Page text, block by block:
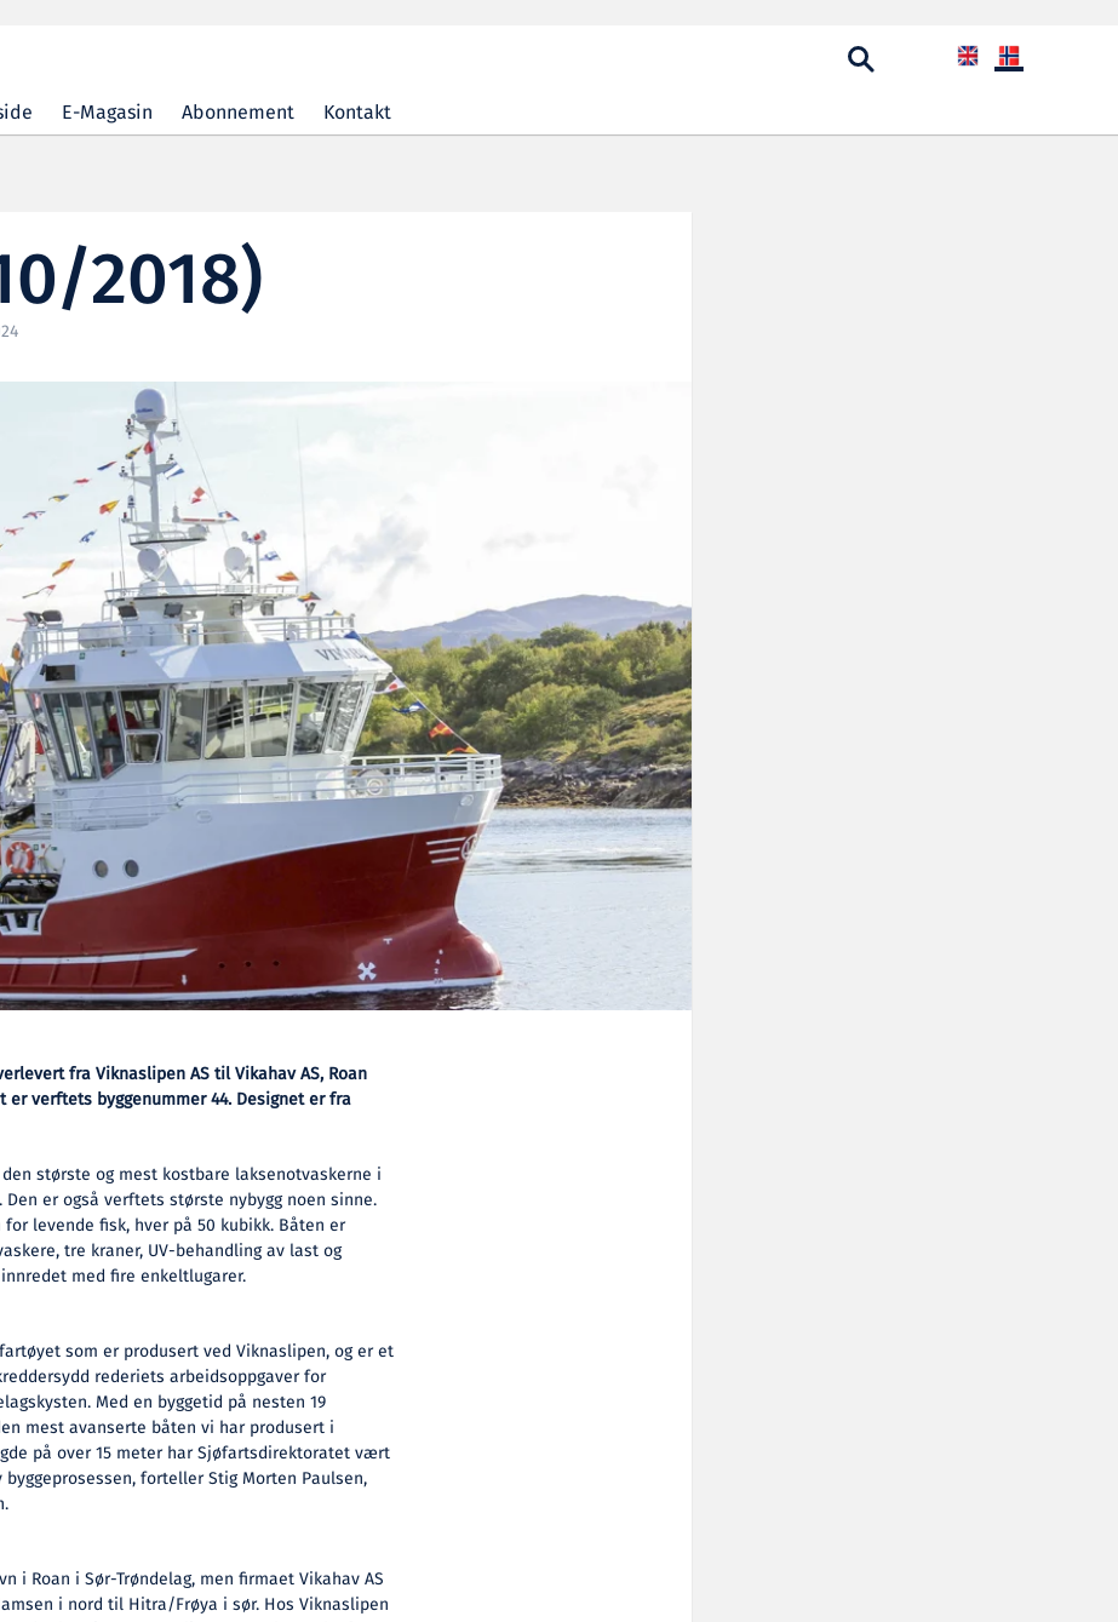
E-Magasin Abonnement Kontakt
2018)
fra Viknaslipen AS til Vikahav AS, Roan
er verftets byggenummer 44. Designet er fra
største og mest kostbare laksenotvaskerne i
Den er også verftets største nybygg noen sinne.
levende fisk, hver på 50 kubikk. Båten er
tre kraner, UV-behandling av last og
med fire enkeltlugarer.
som er produsert ved Viknaslipen, og er et
rederiets arbeidsoppgaver for
Med en byggetid på nesten 19
mest avanserte båten vi har produsert i
på over 15 meter har Sjøfartsdirektoratet vært
forteller Stig Morten Paulsen,
i Roan i Sør-Trøndelag, men firmaet Vikahav AS
i nord til Hitra/Frøya i sør. Hos Viknaslipen